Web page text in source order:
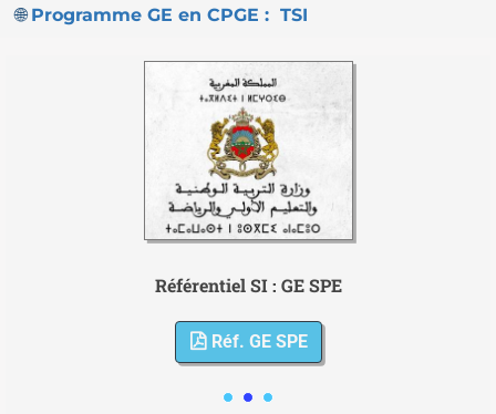
🌐Programme GE en CPGE : TSI
Référentiel SI : GE SPE
Réf. GE SPE